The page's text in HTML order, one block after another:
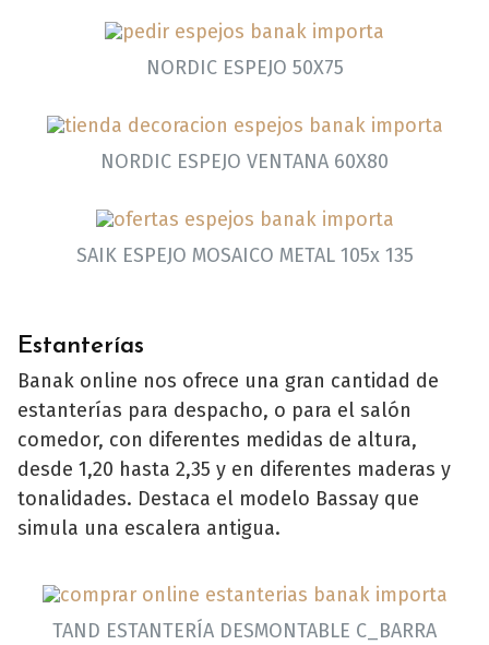
NORDIC ESPEJO 50X75
NORDIC ESPEJO VENTANA 60X80
SAIK ESPEJO MOSAICO METAL 105x 135
Estanterías
Banak online nos ofrece una gran cantidad de
estanterías para despacho, o para el salón
comedor, con diferentes medidas de altura,
desde 1,20 hasta 2,35 y en diferentes maderas y
tonalidades. Destaca el modelo Bassay que
simula una escalera antigua.
TAND ESTANTERÍA DESMONTABLE C_BARRA